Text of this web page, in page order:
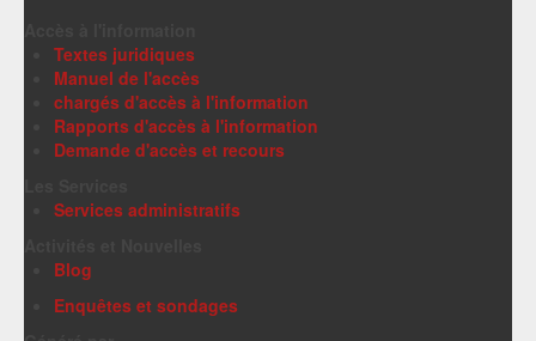
Textes juridiques
Manuel de l'accès
chargés d'accès à l'information
Rapports d'accès à l'information
Demande d'accès et recours
Services administratifs
Blog
Enquêtes et sondages